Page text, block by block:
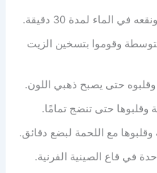
في الماء لمدة 30 دقيقة.
وقوموا بتسخين الزيت
حتى يصبح ذهبي اللون.
وقلبوها حتى تنضج تمامًا.
وقلبوها مع اللحمة لبضع دقائق.
في قاع الصينية الفرنية.